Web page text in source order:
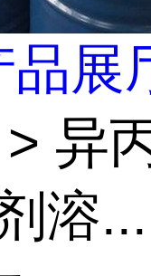
品展
> 异
溶...